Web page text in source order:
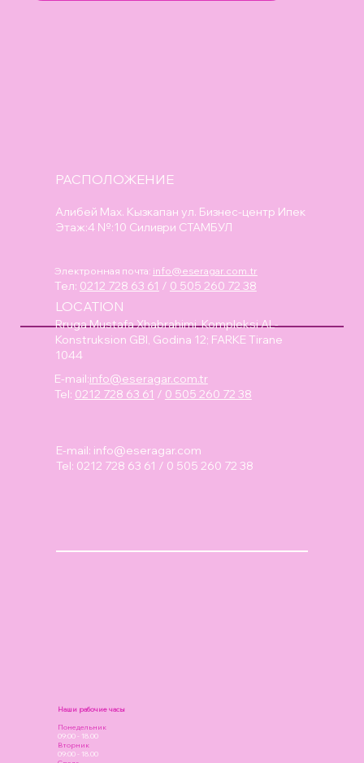
РАСПОЛОЖЕНИЕ
Алибей Мах. Кызкапан ул. Бизнес-центр Ипек
Этаж:4 №:10 Силиври СТАМБУЛ
Электронная почта: info@eseragar.com.tr
Тел: 0212 728 63 61 / 0 505 260 72 38
E-mail: info@eseragar.com
Tel: 0212 728 63 61 / 0 505 260 72 38
Наши рабочие часы
Понедельник
09:00 - 18.00
Вторник
09:00 - 18.00
LOCATION
Rruga Mustafa Xhabrahimi, Kompleksi AL-
Konstruksion GBI, Godina 12; FARKE Tirane
1044
E-mail:info@eseragar.com.tr
Tel: 0212 728 63 61 / 0 505 260 72 38